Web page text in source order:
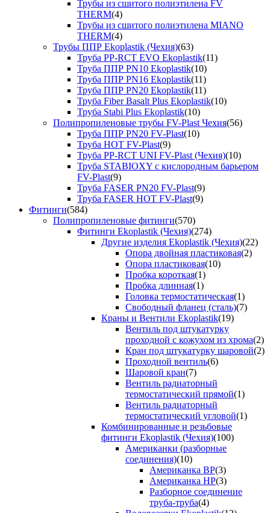
Трубы из сшитого полиэтилена FV
THERM(4)
Трубы из сшитого полиэтилена MIANO
THERM(4)
Трубы ППР Ekoplastik (Чехия)(63)
Труба PP-RCT EVO Ekoplastik(11)
Труба ППР PN10 Ekoplastik(10)
Труба ППР PN16 Ekoplastik(11)
Труба ППР PN20 Ekoplastik(11)
Труба Fiber Basalt Plus Ekoplastik(10)
Труба Stabi Plus Ekoplastik(10)
Полипропиленовые трубы FV-Plast Чехия(56)
Труба ППР PN20 FV-Plast(10)
Труба HOT FV-Plast(9)
Труба PP-RCT UNI FV-Plast (Чехия)(10)
Труба STABIOXY с кислородным барьером
FV-Plast(9)
Труба FASER PN20 FV-Plast(9)
Труба FASER HOT FV-Plast(9)
Фитинги(584)
Полипропиленовые фитинги(570)
Фитинги Ekoplastik (Чехия)(274)
Другие изделия Ekoplastik (Чехия)(22)
Опора двойная пластиковая(2)
Опора пластиковая(10)
Пробка короткая(1)
Пробка длинная(1)
Головка термостатическая(1)
Свободный фланец (сталь)(7)
Краны и Вентили Ekoplastik(19)
Вентиль под штукатурку
проходной с кожухом из хрома(2)
Кран под штукатурку шаровой(2)
Проходной вентиль(6)
Шаровой кран(7)
Вентиль радиаторный
термостатический прямой(1)
Вентиль радиаторный
термостатический угловой(1)
Комбинированные и резьбовые
фитинги Ekoplastik (Чехия)(100)
Американки (разборные
соединения)(10)
Американка ВР(3)
Американка НР(3)
Разборное соединение
труба-труба(4)